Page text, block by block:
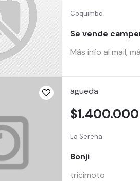
Coquimbo
Se vende
Más info al mail,
agueda
La Serena
Bonji
tricimoto
$1.400.000